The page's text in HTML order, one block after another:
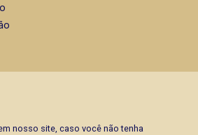
nosso site, caso você não tenha